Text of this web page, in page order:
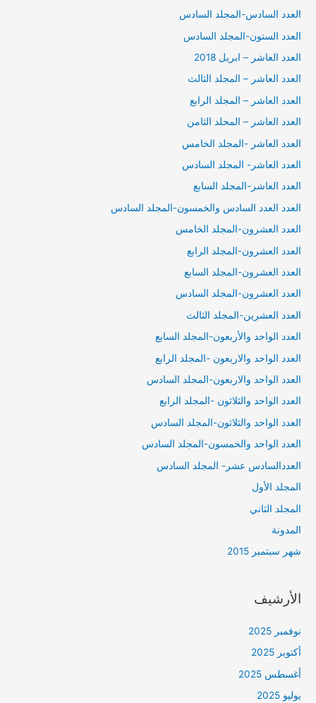
العدد السادس-المجلد السادس
العدد الستون-المجلد السادس
العدد العاشر – ابريل 2018
العدد العاشر – المجلد الثالث
العدد العاشر – المجلد الرابع
العدد العاشر – المحلد الثامن
العدد العاشر -المجلد الخامس
العدد العاشر- المجلد السادس
العدد العاشر-المجلد السابع
العدد العدد السادس والخمسون-المجلد السادس
العدد العشرون-المجلد الخامس
العدد العشرون-المجلد الرابع
العدد العشرون-المجلد السابع
العدد العشرون-المجلد السادس
العدد العشرين-المجلد الثالث
العدد الواحد والأربعون-المجلد السابع
العدد الواحد والاربعون -المجلد الرابع
العدد الواحد والاربعون-المجلد السادس
العدد الواحد والثلاثون -المجلد الرابع
العدد الواحد والثلاثون-المجلد السادس
العدد الواحد والخمسون-المجلد السادس
العددالسادس عشر- المجلد السادس
المجلد الأول
المجلد الثاني
المدونة
شهر سبتمبر 2015
الأرشيف
نوفمبر 2025
أكتوبر 2025
أغسطس 2025
يوليو 2025